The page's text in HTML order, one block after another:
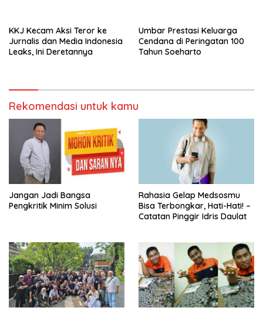
KKJ Kecam Aksi Teror ke
Jurnalis dan Media Indonesia
Leaks, Ini Deretannya
Umbar Prestasi Keluarga
Cendana di Peringatan 100
Tahun Soeharto
Rekomendasi untuk kamu
Jangan Jadi Bangsa
Pengkritik Minim Solusi
Rahasia Gelap Medsosmu
Bisa Terbongkar, Hati-Hati! –
Catatan Pinggir Idris Daulat